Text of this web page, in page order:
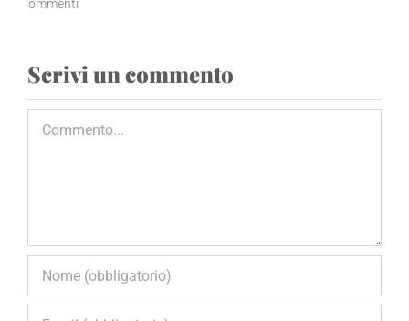
Scrivi un commento
Commento